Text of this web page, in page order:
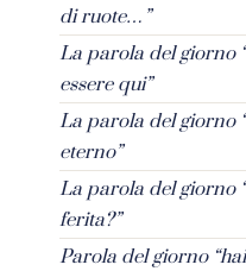
di ruote…”
La parola del giorno
essere qui”
La parola del giorno
eterno”
La parola del giorno
ferita?”
Parola del giorno